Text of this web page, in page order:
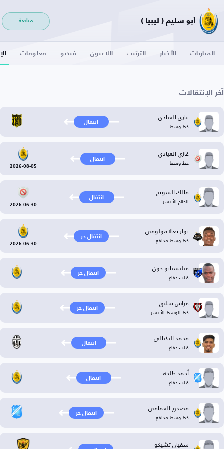
أبو سليم ( ليبيا ) متابعة
المباريات الأخبار الترتيب اللاعبون فيديو معلومات
آخر الإنتقالات
غازي العيادي
خط وسط انتقال
غازي العيادي
خط وسط انتقال
2026-08-05
مالك الشويخ
الجناح الأيسر انتقال
2026-06-30
بواز نغالامولومي
خط وسط مدافع انتقال حر
2026-06-30
فيليسيانو جون
قلب دفاع انتقال حر
فراس شليق
خط الوسط الأيسر انتقال حر
محمد التكبالي
قلب دفاع انتقال
أحمد طلحة
قلب دفاع انتقال
مصدق العمامي
خط وسط مدافع انتقال حر
سفيان تشيكو